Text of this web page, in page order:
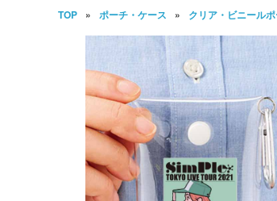
TOP ポーチ・ケース クリア・ビニール